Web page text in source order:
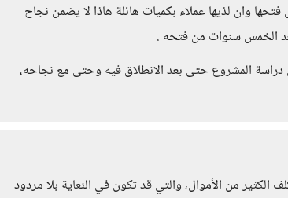
وان لذيها عملاء بكميات هائلة هاذا لا يضمن نجاح
دراسة المشروع حتى بعد الانطلاق فيه وحتى مع نجاحه،
من الأموال، والتي قد تكون في النعاية بلا مردود